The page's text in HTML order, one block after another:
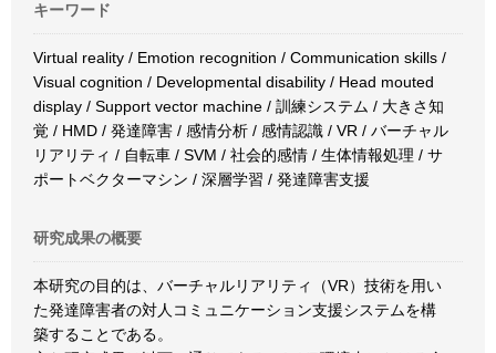
キーワード
Virtual reality / Emotion recognition / Communication skills /
Visual cognition / Developmental disability / Head mouted
display / Support vector machine / 訓練システム / 大きさ知
覚 / HMD / 発達障害 / 感情分析 / 感情認識 / VR / バーチャル
リアリティ / 自転車 / SVM / 社会的感情 / 生体情報処理 / サ
ポートベクターマシン / 深層学習 / 発達障害支援
研究成果の概要
本研究の目的は、バーチャルリアリティ（VR）技術を用い
た発達障害者の対人コミュニケーション支援システムを構
築することである。